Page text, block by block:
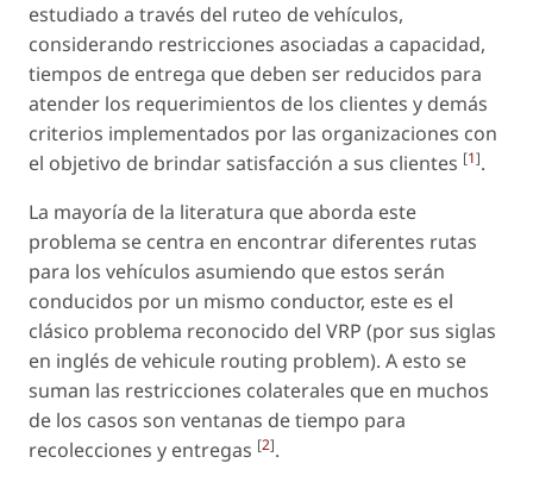
estudiado a través del ruteo de vehículos,
considerando restricciones asociadas a capacidad,
tiempos de entrega que deben ser reducidos para
atender los requerimientos de los clientes y demás
criterios implementados por las organizaciones con
el objetivo de brindar satisfacción a sus clientes [1].
La mayoría de la literatura que aborda este
problema se centra en encontrar diferentes rutas
para los vehículos asumiendo que estos serán
conducidos por un mismo conductor, este es el
clásico problema reconocido del VRP (por sus siglas
en inglés de vehicule routing problem). A esto se
suman las restricciones colaterales que en muchos
de los casos son ventanas de tiempo para
recolecciones y entregas [2].